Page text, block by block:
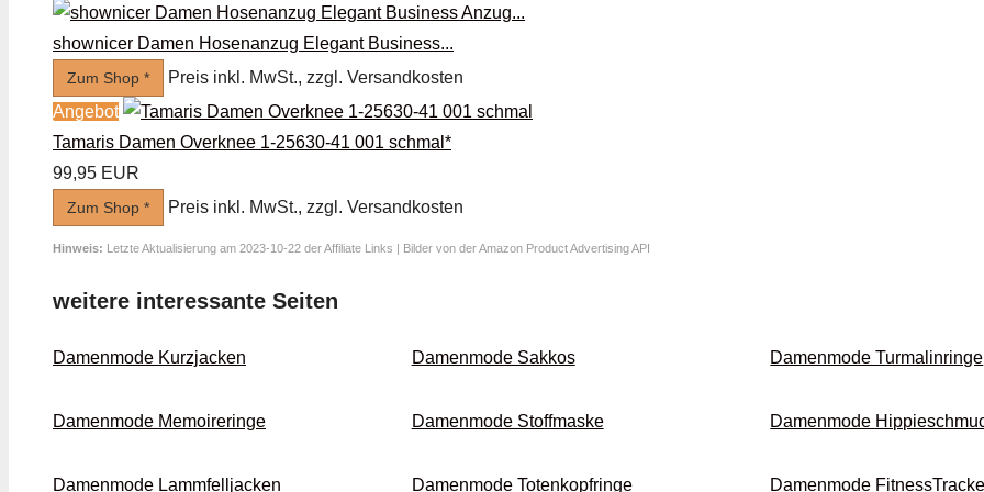
shownicer Damen Hosenanzug Elegant Business...
Zum Shop *
Preis inkl. MwSt., zzgl. Versandkosten
Angebot
Tamaris Damen Overknee 1-25630-41 001 schmal*
99,95 EUR
Zum Shop * Preis inkl. MwSt., zzgl. Versandkosten
Hinweis: Letzte Aktualisierung am 2023-10-22 der Affiliate Links | Bilder von der Amazon Product Advertising API
weitere interessante Seiten
Damenmode Kurz­jacken Damenmode Sakkos Damenmode Turmalin­ringe
Damenmode Memoire­ringe Damenmode Stoffmaske Damenmode
Damenmode Lammfell­jacken Damenmode Toten­kopf­ringe Damenmode